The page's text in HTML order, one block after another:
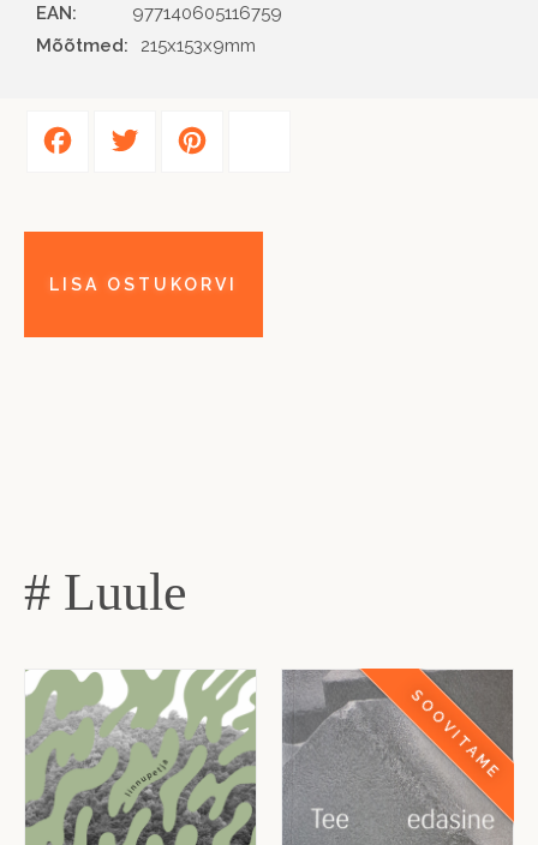
EAN
977140605116759
Mõõtmed:
215x153x9mm
# Luule
SOOVITAME